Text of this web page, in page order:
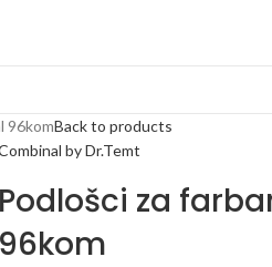
96komBack to products
by Dr.Temt
Podlošci za
96kom